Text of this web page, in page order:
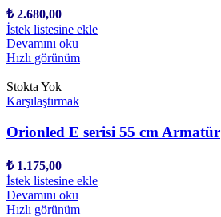
₺2.680,00
İstek listesine ekle
Devamını oku
Hızlı görünüm
Stokta Yok
Karşılaştırmak
Orionled E serisi 55 cm Armatür
₺1.175,00
İstek listesine ekle
Devamını oku
Hızlı görünüm